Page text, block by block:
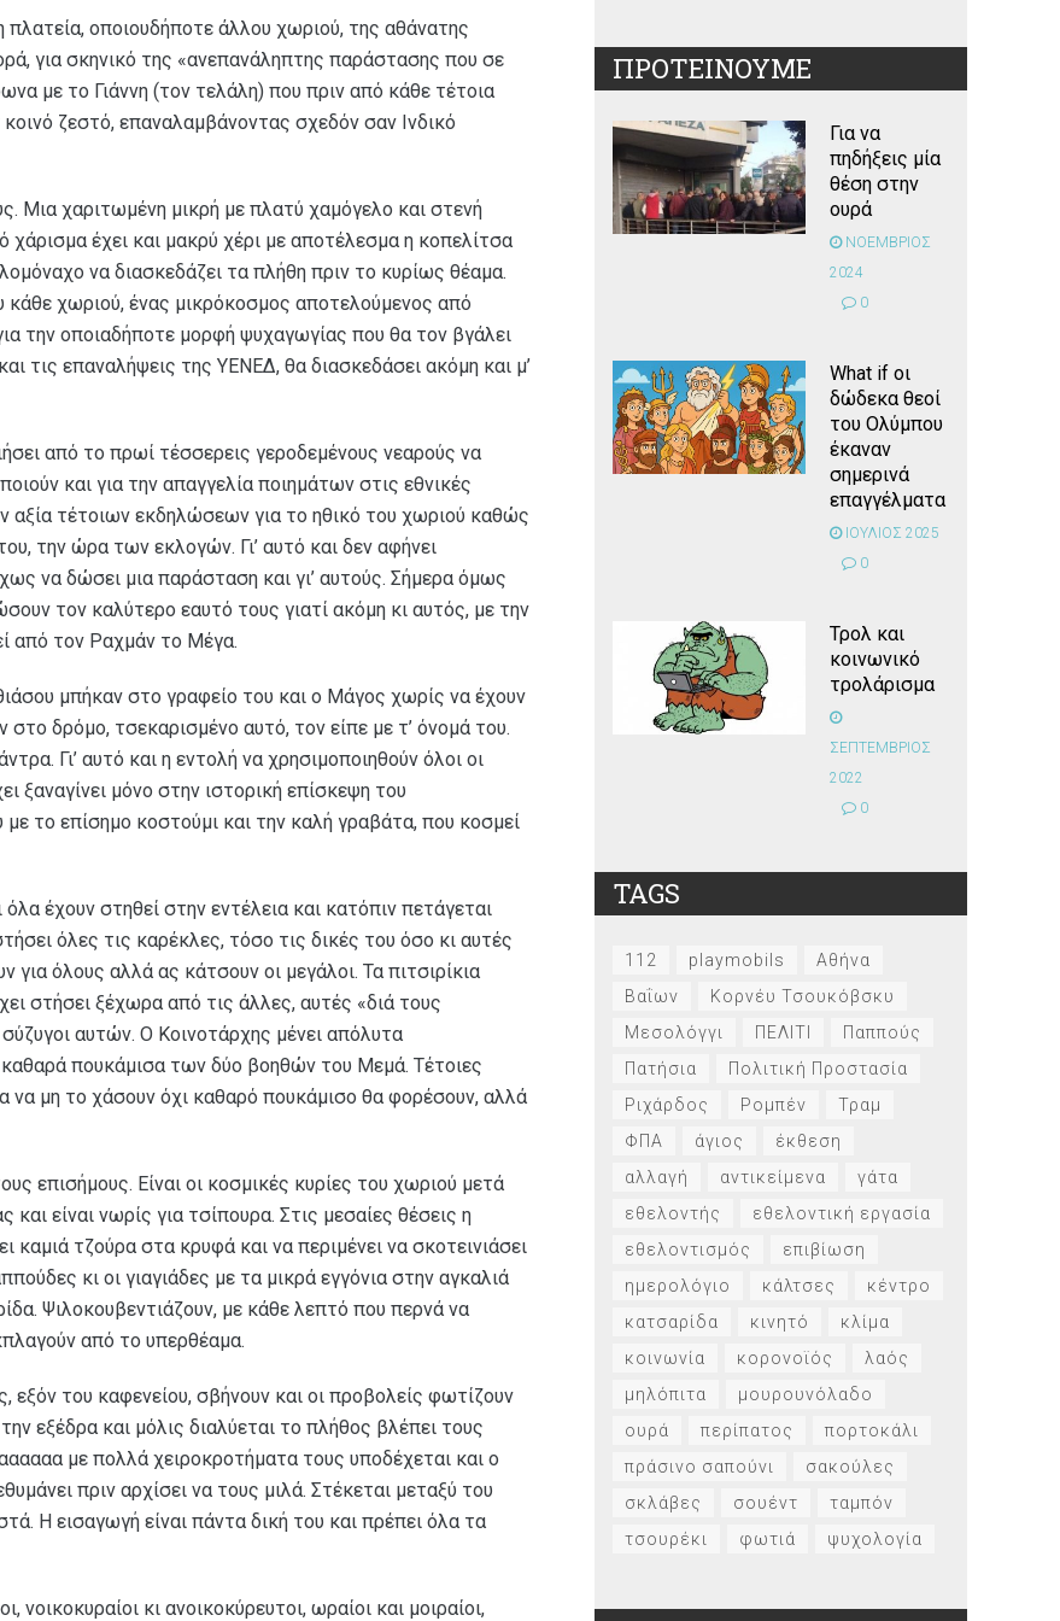
οποιουδήποτε άλλου χωριού, της αθάνατης
για σκηνικό της «ανεπανάληπτης παράστασης που σε
με το Γιάννη (τον τελάλη) που πριν από κάθε τέτοια
ζεστό, επαναλαμβάνοντας σχεδόν σαν Ινδικό
Μια χαριτωμένη μικρή με πλατύ χαμόγελο και στενή
έχει και μακρύ χέρι με αποτέλεσμα η κοπελίτσα
να διασκεδάζει τα πλήθη πριν το κυρίως θέαμα.
κάθε χωριού, ένας μικρόκοσμος αποτελούμενος από
την οποιαδήποτε μορφή ψυχαγωγίας που θα τον βγάλει
τις επαναλήψεις της ΥΕΝΕΔ, θα διασκεδάσει ακόμη και μ’
από το πρωί τέσσερεις γεροδεμένους νεαρούς να
και για την απαγγελία ποιημάτων στις εθνικές
αξία τέτοιων εκδηλώσεων για το ηθικό του χωριού καθώς
την ώρα των εκλογών. Γι’ αυτό και δεν αφήνει
να δώσει μια παράσταση και γι’ αυτούς. Σήμερα όμως
τον καλύτερο εαυτό τους γιατί ακόμη κι αυτός, με την
από τον Ραχμάν το Μέγα.
μπήκαν στο γραφείο του και ο Μάγος χωρίς να έχουν
στο δρόμο, τσεκαρισμένο αυτό, τον είπε με τ’ όνομά του.
Γι’ αυτό και η εντολή να χρησιμοποιηθούν όλοι οι
ξαναγίνει μόνο στην ιστορική επίσκεψη του
το επίσημο κοστούμι και την καλή γραβάτα, που κοσμεί
έχουν στηθεί στην εντέλεια και κατόπιν πετάγεται
όλες τις καρέκλες, τόσο τις δικές του όσο κι αυτές
όλους αλλά ας κάτσουν οι μεγάλοι. Τα πιτσιρίκια
στήσει ξέχωρα από τις άλλες, αυτές «διά τους
αυτών. Ο Κοινοτάρχης μένει απόλυτα
πουκάμισα των δύο βοηθών του Μεμά. Τέτοιες
να μη το χάσουν όχι καθαρό πουκάμισο θα φορέσουν, αλλά
επισήμους. Είναι οι κοσμικές κυρίες του χωριού μετά
είναι νωρίς για τσίπουρα. Στις μεσαίες θέσεις η
τζούρα στα κρυφά και να περιμένει να σκοτεινιάσει
κι οι γιαγιάδες με τα μικρά εγγόνια στην αγκαλιά
Ψιλοκουβεντιάζουν, με κάθε λεπτό που περνά να
από το υπερθέαμα.
του καφενείου, σβήνουν και οι προβολείς φωτίζουν
εξέδρα και μόλις διαλύεται το πλήθος βλέπει τους
με πολλά χειροκροτήματα τους υποδέχεται και ο
πριν αρχίσει να τους μιλά. Στέκεται μεταξύ του
Η εισαγωγή είναι πάντα δική του και πρέπει όλα τα
νοικοκυραίοι κι ανοικοκύρευτοι, ωραίοι και μοιραίοι,
ΠΡΟΤΕΙΝΟΥΜΕ
Για να
πηδήξεις μία
θέση στην
ουρά
ΝΟΕΜΒΡΙΟΣ
2024
0
What if οι
δώδεκα θεοί
του Ολύμπου
έκαναν
σημερινά
επαγγέλματα
ΙΟΥΛΙΟΣ 2025
0
Τρολ και
κοινωνικό
τρολάρισμα
ΣΕΠΤΕΜΒΡΙΟΣ
2022
0
TAGS
112 playmobils
Αθήνα
Βαΐων
Κορνέυ Τσουκόβσκυ
Μεσολόγγι
ΠΕΛΙΤΙ
Παππούς
Πατήσια
Πολιτική Προστασία
Ριχάρδος
Ρομπέν
Τραμ
ΦΠΑ
άγιος
έκθεση
αλλαγή
αντικείμενα
γάτα
εθελοντής
εθελοντική εργασία
εθελοντισμός
επιβίωση
ημερολόγιο
κάλτσες
κέντρο
κατσαρίδα
κινητό
κλίμα
κοινωνία
κορονοϊός
λαός
μηλόπιτα
μουρουνόλαδο
ουρά
περίπατος
πορτοκάλι
πράσινο σαπούνι
σακούλες
σκλάβες
σουέντ
ταμπόν
τσουρέκι
φωτιά ψυχολογία